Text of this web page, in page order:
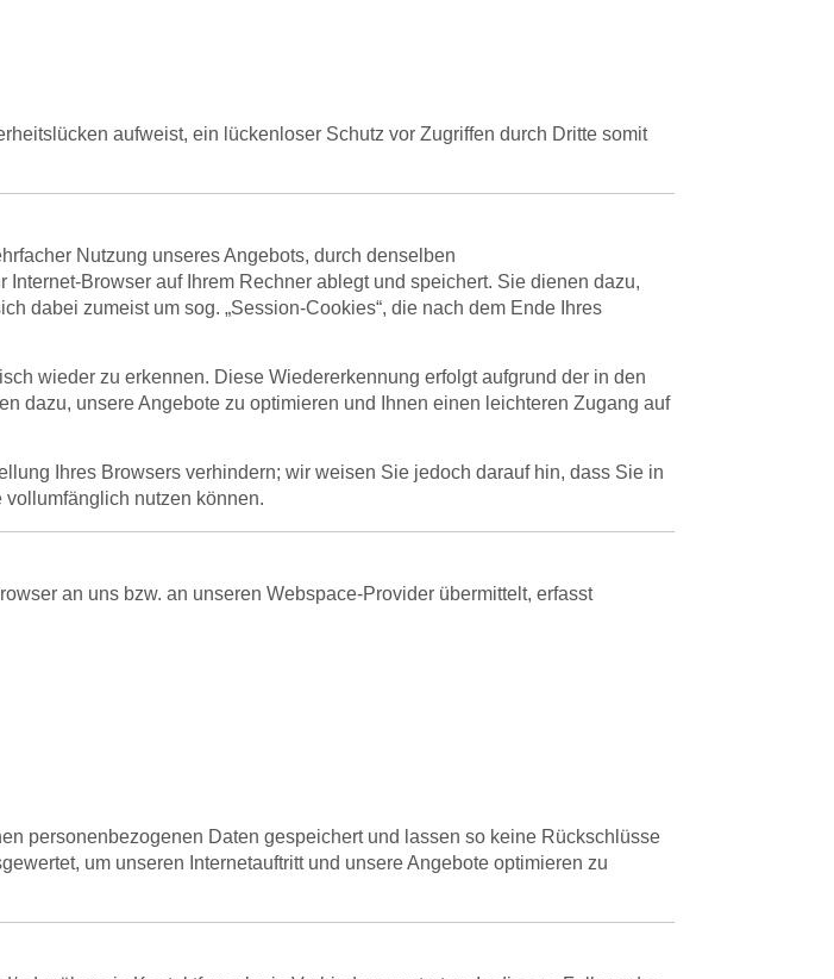
aufweist, ein lückenloser Schutz vor Zugriffen durch Dritte somit
Nutzung unseres Angebots, durch denselben
Browser auf Ihrem Rechner ablegt und speichert. Sie dienen dazu,
dabei zumeist um sog. „Session-Cookies“, die nach dem Ende Ihres
wieder zu erkennen. Diese Wiedererkennung erfolgt aufgrund der in den
dazu, unsere Angebote zu optimieren und Ihnen einen leichteren Zugang auf
Ihres Browsers verhindern; wir weisen Sie jedoch darauf hin, dass Sie in
nutzen können.
an uns bzw. an unseren Webspace-Provider übermittelt, erfasst
personenbezogenen Daten gespeichert und lassen so keine Rückschlüsse
um unseren Internetauftritt und unsere Angebote optimieren zu